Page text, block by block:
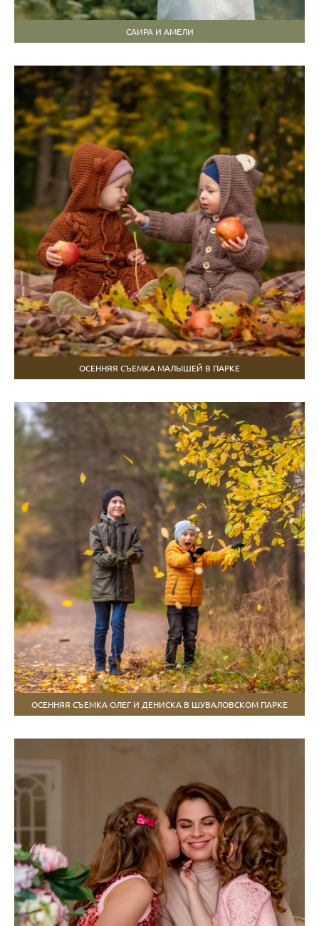
САИРА И АМЕЛИ
ОСЕННЯЯ СЪЕМКА МАЛЫШЕЙ В ПАРКЕ
ОСЕННЯЯ СЪЕМКА ОЛЕГ И ДЕНИСКА В ШУВАЛОВСКОМ ПАРКЕ